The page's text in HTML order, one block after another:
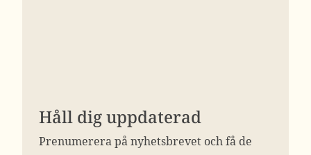
Håll dig uppdaterad
Prenumerera på nyhetsbrevet och få de